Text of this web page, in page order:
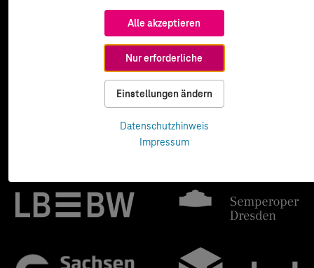
Alle akzeptieren
Nur erforderliche
Einstellungen ändern
Datenschutzhinweis
Impressum